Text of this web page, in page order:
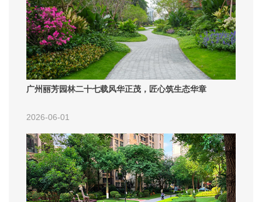
广州丽芳园林二十七载风华正茂，匠心筑生态华章
2026-06-01